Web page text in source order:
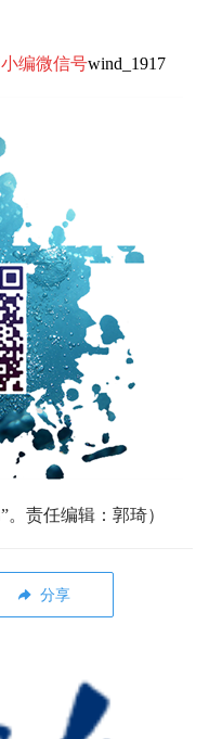
编微信号wind_1917
。责任编辑：郭琦）
分享